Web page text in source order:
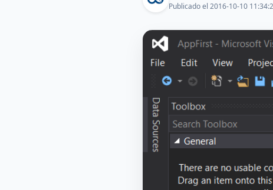
Publicado el 2016-10-10